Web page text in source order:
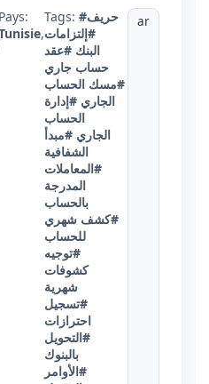
Pays:
,
Tags:
#حريف
#إلتزامات
البنك #عقد
حساب جاري
#مسك الحساب
الجاري #إدارة
الحساب
الجاري #مبدأ
الشفافية
#المعاملات
المدرجة
بالحساب
#كشف شهري
للحساب
#توجيه
كشوفات
شهرية
#تسجيل
احترازات
#التحويل
بالبنوك
#الأوامر
ar